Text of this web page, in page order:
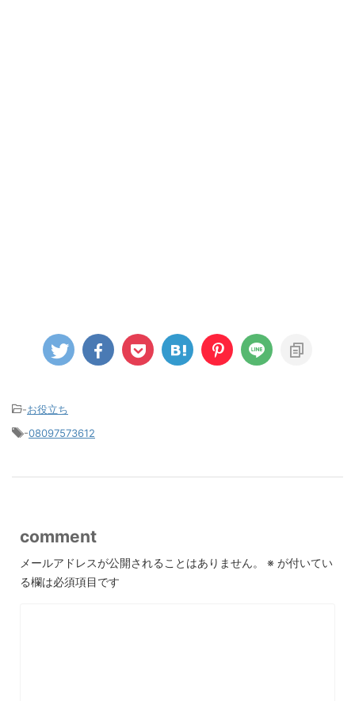
-お役立ち
-08097573612
comment
メールアドレスが公開されることはありません。 ※ が付いてい
る欄は必須項目です